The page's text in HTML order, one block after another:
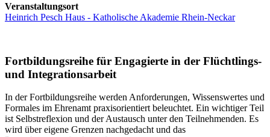
Veranstaltungsort
Heinrich Pesch Haus - Katholische Akademie Rhein-Neckar
Fortbildungsreihe für Engagierte in der Flüchtlings-
und Integrationsarbeit
In der Fortbildungsreihe werden Anforderungen, Wissenswertes und
Formales im Ehrenamt praxisorientiert beleuchtet. Ein wichtiger Teil
ist Selbstreflexion und der Austausch unter den Teilnehmenden. Es
wird über eigene Grenzen nachgedacht und das